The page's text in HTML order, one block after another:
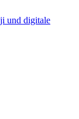
und digitale